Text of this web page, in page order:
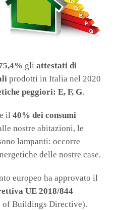
gli attestati di
prodotti in Italia nel 2020
peggiori: E, F, G.
il 40% dei consumi
nostre abitazioni, le
lampanti: occorre
delle nostre case.
europeo ha approvato il
UE 2018/844
of Buildings Directive).